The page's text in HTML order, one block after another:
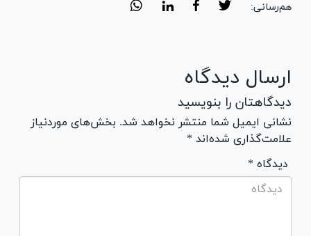
هم‌رسانی:
ارسال دیدگاه
دیدگاهتان را بنویسید
نشانی ایمیل شما منتشر نخواهد شد. بخش‌های موردنیاز
علامت‌گذاری شده‌اند *
* دیدگاه